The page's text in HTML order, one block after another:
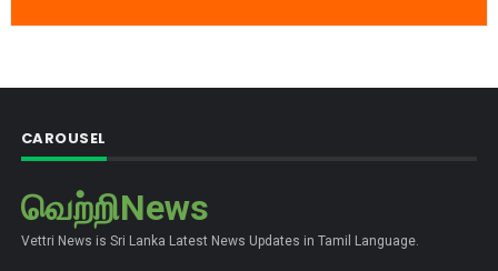
CAROUSEL
வெற்றிNews
Vettri News is Sri Lanka Latest News Updates in Tamil Language.